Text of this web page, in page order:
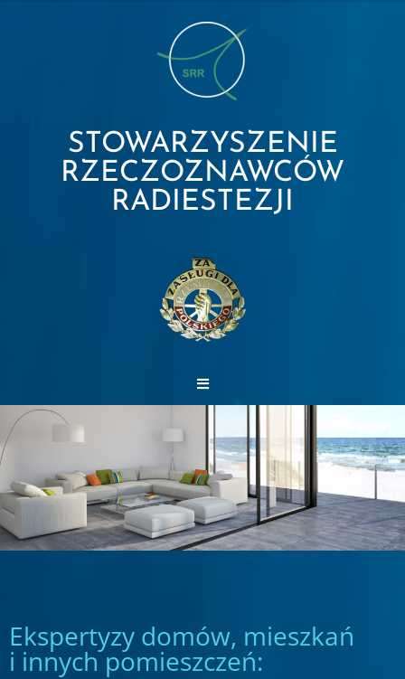
STOWARZYSZENIE
RZECZOZNAWCÓW
RADIESTEZJI
Ekspertyzy domów, mieszkań
i innych pomieszczeń: